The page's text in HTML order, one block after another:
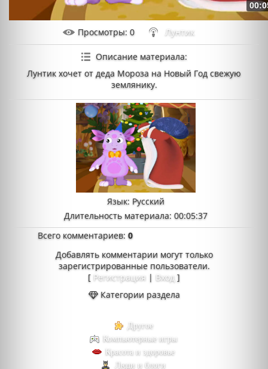
Просмотры: 0 Лунтик
Описание материала:
Лунтик хочет от деда Мороза на Новый Год свежую
землянику.
Язык: Русский
Длительность материала: 00:05:37
Всего комментариев:0
Добавлять комментарии могут только
зарегистрированные пользователи.
[ Регистрация | Вход ]
Категории раздела
Другое
Компьютерные игры
Красота и здоровье
Люди и блоги